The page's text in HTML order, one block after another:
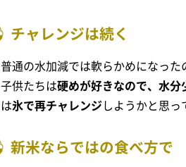
チャレンジは続く
普通の水加減では軟らかめになった
子供たちは硬めが好きなので、水分
は氷で再チャレンジ しようかと思っ
新米ならではの食べ方で